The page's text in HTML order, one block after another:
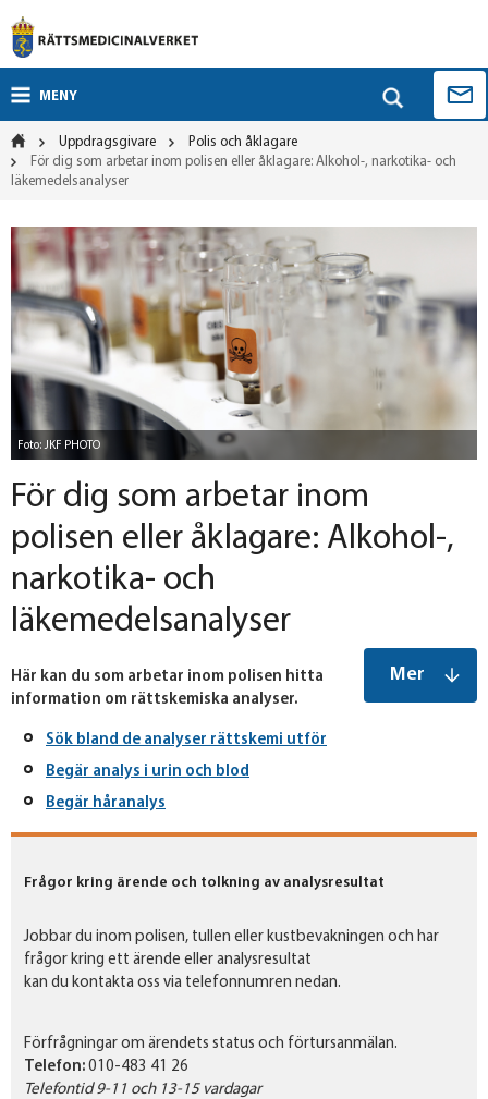
MENY
Uppdragsgivare
Polis och åklagare
För dig som arbetar inom polisen eller åklagare: Alkohol-, narkotika- och
läkemedelsanalyser
Foto: JKF PHOTO
För dig som arbetar inom
polisen eller åklagare: Alkohol-,
narkotika- och
läkemedelsanalyser
Mer
Här kan du som arbetar inom polisen hitta
information om rättskemiska analyser.
Sök bland de analyser rättskemi utför
Begär analys i urin och blod
Begär håranalys
Frågor kring ärende och tolkning av analysresultat
Jobbar du inom polisen, tullen eller kustbevakningen och har
frågor kring ett ärende eller analysresultat
kan du kontakta oss via telefonnumren nedan.
Förfrågningar om ärendets status och förtursanmälan.
Telefon: 010-483 41 26
Telefontid 9-11 och 13-15 vardagar